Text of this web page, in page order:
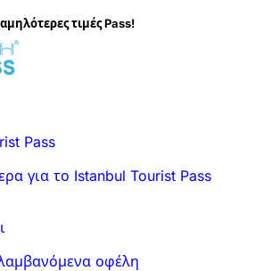
Pass!
Pass
για το Istanbul Tourist Pass
οφέλη
Επισκόπηση